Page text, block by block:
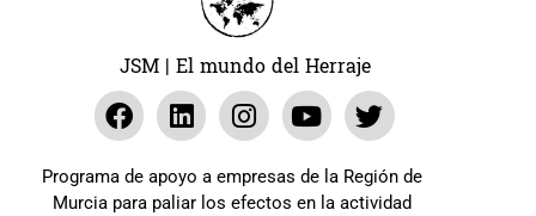
JSM | El mundo del Herraje
Programa de apoyo a empresas de la Región de
Murcia para paliar los efectos en la actividad